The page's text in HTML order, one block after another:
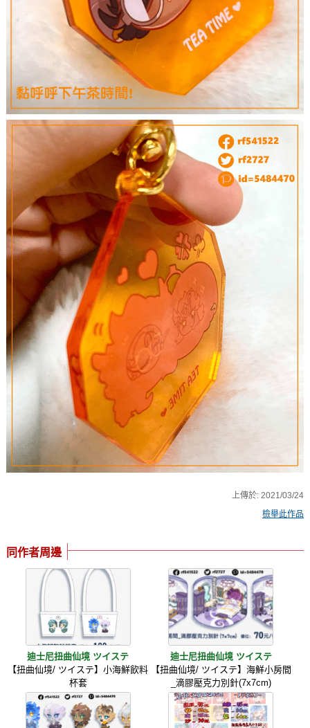
上傳於:2021/03/24
檢舉此作品
同作者周邊
迪士尼扭曲仙境 ツイステ
【扭曲仙境/ ツイステ】小海鮮飲料
杯套
迪士尼扭曲仙境 ツイステ
【扭曲仙境/ ツイステ】海鮮小房間
_滴膠壓克力別針(7x7cm)